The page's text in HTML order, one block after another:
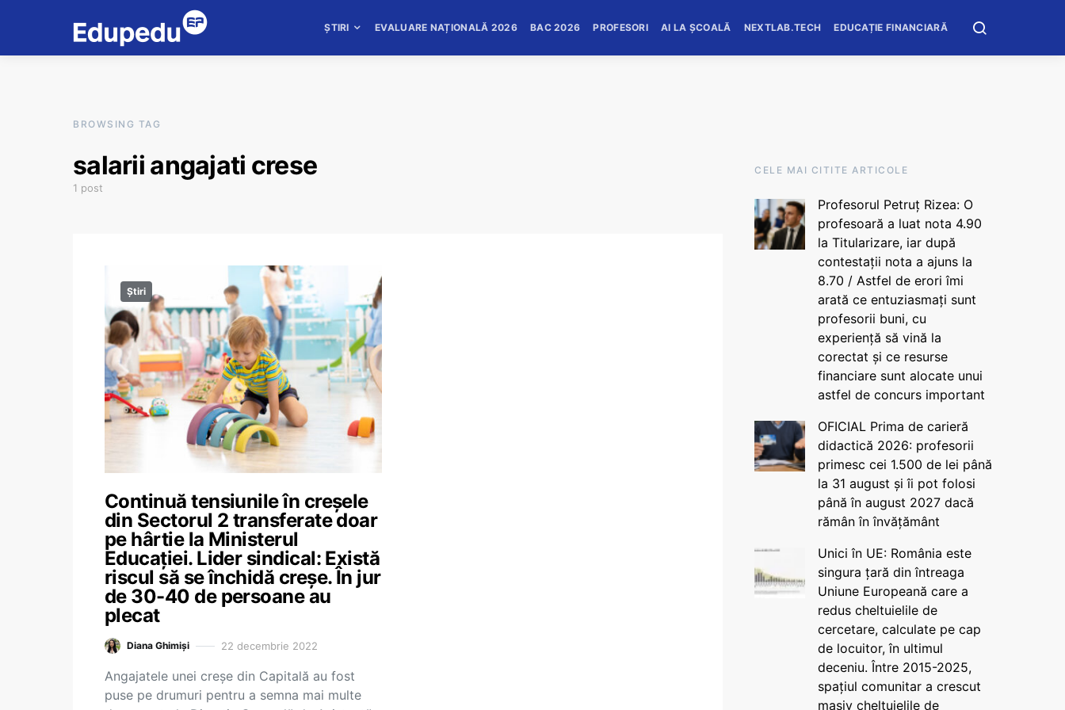
ȘTIRI EVALUARE NAȚIONALĂ 2026 BAC 2026 PROFESORI AI LA ȘCOALĂ NEXTLAB.TECH EDUCAȚIE FINANCIARĂ
BROWSING TAG
salarii angajati crese
1 post
Știri
Continuă tensiunile în creșele
din Sectorul 2 transferate doar
pe hârtie la Ministerul
Educației. Lider sindical: Există
riscul să se închidă creșe. În jur
de 30-40 de persoane au
plecat
Diana Ghimiși 22 decembrie 2022
Angajatele unei creșe din Capitală au fost
puse pe drumuri pentru a semna mai multe
CELE MAI CITITE ARTICOLE
Profesorul Petruț Rizea: O
profesoară a luat nota 4.90
la Titularizare, iar după
contestații nota a ajuns la
8.70 / Astfel de erori îmi
arată ce entuziasmați sunt
profesorii buni, cu
experiență să vină la
corectat și ce resurse
financiare sunt alocate unui
astfel de concurs important
OFICIAL Prima de carieră
didactică 2026: profesorii
primesc cei 1.500 de lei până
la 31 august și îi pot folosi
până în august 2027 dacă
rămân în învățământ
Unici în UE: România este
singura țară din întreaga
Uniune Europeană care a
redus cheltuielile de
cercetare, calculate pe cap
de locuitor, în ultimul
deceniu. Între 2015-2025,
spațiul comunitar a crescut
masiv cheltuielile de